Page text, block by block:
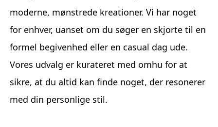
moderne, mønstrede kreationer. Vi har noget
for enhver, uanset om du søger en skjorte til en
formel begivenhed eller en casual dag ude.
Vores udvalg er kurateret med omhu for at
sikre, at du altid kan finde noget, der resonerer
med din personlige stil.